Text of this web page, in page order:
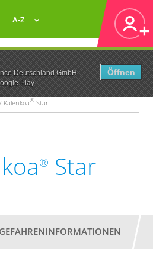
Deutschland GmbH
Play
Öffnen
A-Z
Kalenkoa® Star
® Star
GEFAHRENINFORMATIONEN